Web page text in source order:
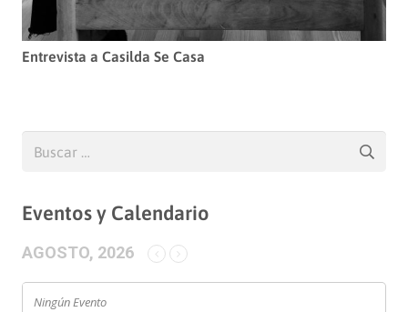
Entrevista a Casilda Se Casa
Eventos y Calendario
AGOSTO, 2026
Ningún Evento